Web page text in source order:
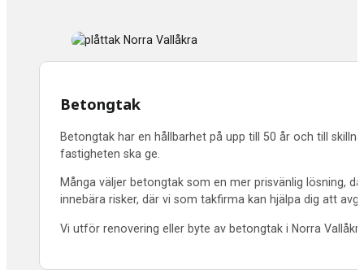
Betongtak
Betongtak har en hållbarhet på upp till 50 år och till
fastigheten ska ge.
Många väljer betongtak som en mer prisvänlig lösning,
innebära risker, där vi som takfirma kan hjälpa dig att
Vi utför renovering eller byte av betongtak i Norra